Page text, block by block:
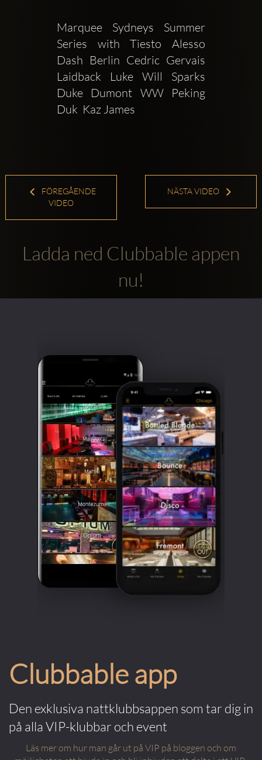
Marquee Sydneys Summer
Series with Tiesto Alesso
Dash Berlin Cedric Gervais
Laidback Luke Will Sparks
Duke Dumont WW Peking
Duk  Kaz James
FÖREGÅENDE
VIDEO
NÄSTA VIDEO
Ladda ned Clubbable appen
nu!
Clubbable app
Den exklusiva nattklubbsappen som tar dig in
på alla VIP-klubbar och event
Läs mer om hur man går ut på VIP på bloggen och om